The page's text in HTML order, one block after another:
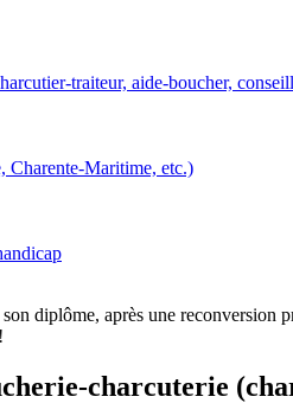
traiteur, aide-boucher,
Charente-Maritime, etc.)
diplôme, après une
charcuterie